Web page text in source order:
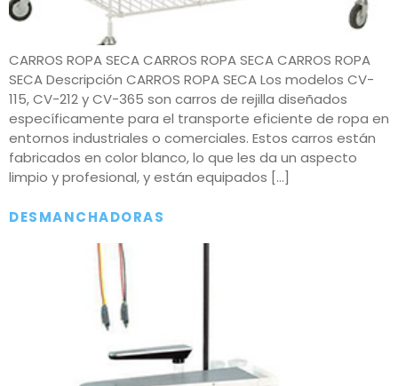
CARROS ROPA SECA CARROS ROPA SECA CARROS ROPA
SECA Descripción CARROS ROPA SECA Los modelos CV-
115, CV-212 y CV-365 son carros de rejilla diseñados
específicamente para el transporte eficiente de ropa en
entornos industriales o comerciales. Estos carros están
fabricados en color blanco, lo que les da un aspecto
limpio y profesional, y están equipados […]
DESMANCHADORAS